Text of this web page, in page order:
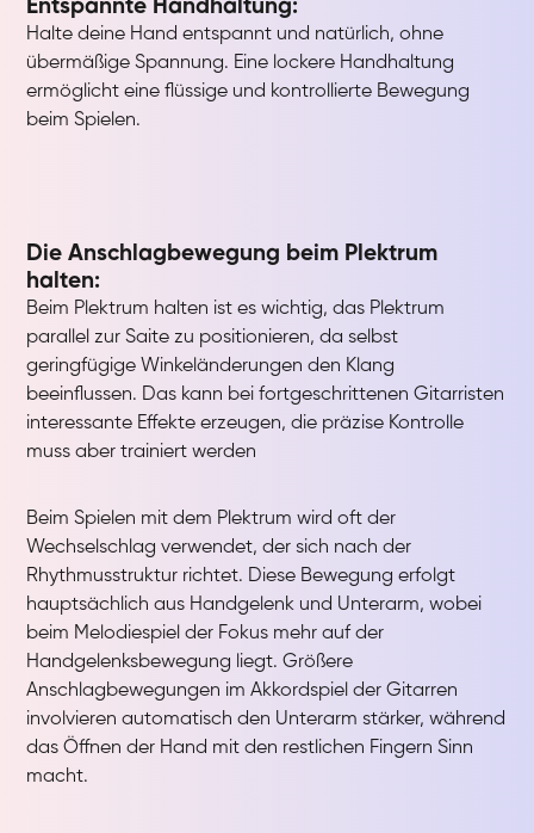
Entspannte Handhaltung:
Halte deine Hand entspannt und natürlich, ohne
übermäßige Spannung. Eine lockere Handhaltung
ermöglicht eine flüssige und kontrollierte Bewegung
beim Spielen.
Die Anschlagbewegung beim Plektrum
halten:
Beim Plektrum halten ist es wichtig, das Plektrum
parallel zur Saite zu positionieren, da selbst
geringfügige Winkeländerungen den Klang
beeinflussen. Das kann bei fortgeschrittenen Gitarristen
interessante Effekte erzeugen, die präzise Kontrolle
muss aber trainiert werden
Beim Spielen mit dem Plektrum wird oft der
Wechselschlag verwendet, der sich nach der
Rhythmusstruktur richtet. Diese Bewegung erfolgt
hauptsächlich aus Handgelenk und Unterarm, wobei
beim Melodiespiel der Fokus mehr auf der
Handgelenksbewegung liegt. Größere
Anschlagbewegungen im Akkordspiel der Gitarren
involvieren automatisch den Unterarm stärker, während
das Öffnen der Hand mit den restlichen Fingern Sinn
macht.